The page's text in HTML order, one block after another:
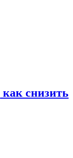
снизить